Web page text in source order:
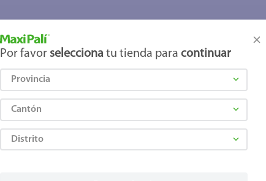
Por favor selecciona tu tienda para continuar
Provincia
Cantón
Distrito